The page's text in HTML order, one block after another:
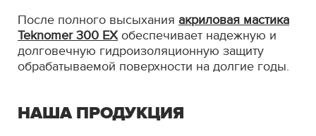
После полного высыхания акриловая мастика
Teknomer 300 EXобеспечивает надежную и
долговечную гидроизоляционную защиту
обрабатываемой поверхности на долгие годы.
НАША ПРОДУКЦИЯ